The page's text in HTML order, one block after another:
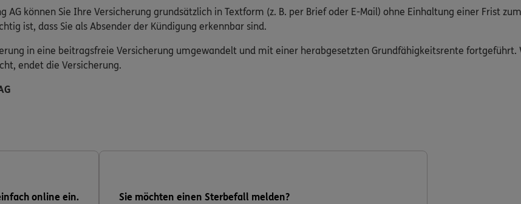
AG können Sie Ihre Versicherung grundsätzlich in Textform (z. B. per Brief oder E-Mail) ohne Einhaltung einer Frist
ist, dass Sie als Absender der Kündigung erkennbar sind.
in eine beitragsfreie Versicherung umgewandelt und mit einer herabgesetzten Grundfähigkeitsrente
endet die Versicherung.
online ein. Sie möchten einen Sterbefall melden?